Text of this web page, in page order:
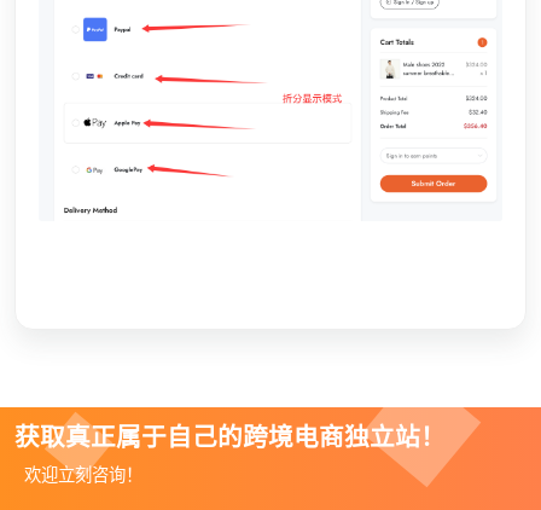
获取真正属于自己的跨境电商独立站！
欢迎立刻咨询！